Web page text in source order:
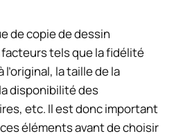
de copie de dessin
tels que la fidélité
la taille de la
disponibilité des
etc. Il est donc important
éléments avant de choisir